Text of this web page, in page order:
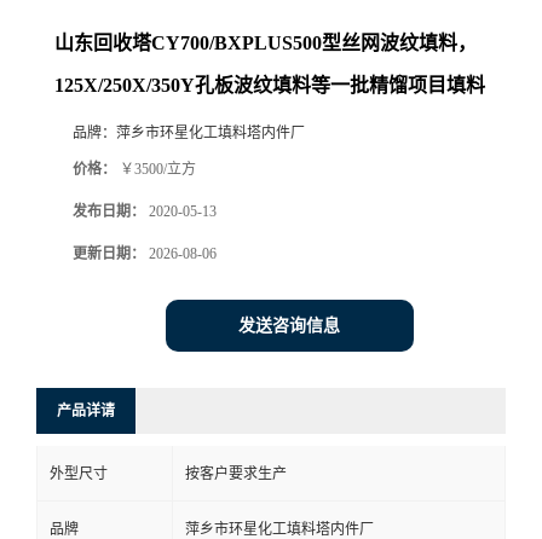
山东回收塔CY700/BXPLUS500型丝网波纹填料，
125X/250X/350Y孔板波纹填料等一批精馏项目填料
品牌： 萍乡市环星化工填料塔内件厂
价格： ￥3500/立方
发布日期： 2020-05-13
更新日期： 2026-08-06
发送咨询信息
产品详请
外型尺寸 按客户要求生产
品牌 萍乡市环星化工填料塔内件厂